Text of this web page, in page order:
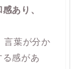
あり、
言葉が分か
感があ